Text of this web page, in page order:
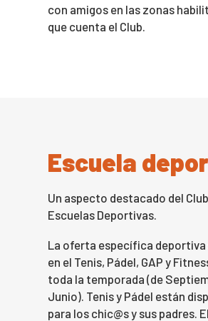
con amigos en las zonas
que cuenta el Club.
Escuela
Un aspecto destacado del
Escuelas Deportivas.
La oferta específica deportiva
en el Tenis, Pádel, GAP y
toda la temporada (de
Junio). Tenis y Pádel están
para los chic@s y sus padres.